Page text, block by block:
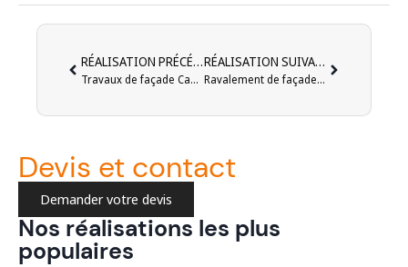
RÉALISATION PRÉCÉDENTE
Travaux de façade Cahors 46042
RÉALISATION SUIVANTE
Ravalement de façade d’une maison ancienne à Cahors 46000
Devis et contact
Demander votre devis
Nos réalisations les plus
populaires